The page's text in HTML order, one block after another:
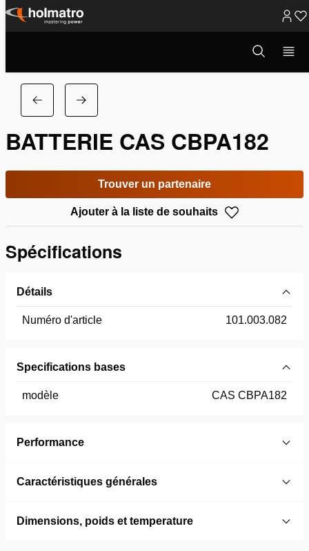
Passer
Ouvrir
la
de
BATTERIE CAS CBPA182
Trouver un partenaire
Ajouter à la liste de souhaits
Spécifications
Détails
Numéro d'article 101.003.082
Specifications bases
modèle CAS CBPA182
Performance
Caractéristiques générales
Dimensions, poids et temperature